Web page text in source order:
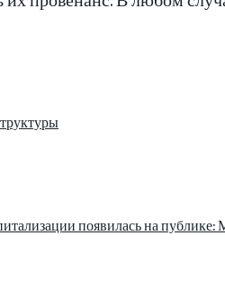
появилась на публике: